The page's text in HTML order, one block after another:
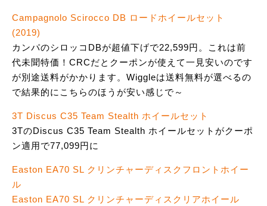
Campagnolo Scirocco DB ロードホイールセット
(2019)
カンパのシロッコDBが超値下げで22,599円。これは前
代未聞特価！CRCだとクーポンが使えて一見安いのです
が別途送料がかかります。Wiggleは送料無料が選べるの
で結果的にこちらのほうが安い感じで～
3T Discus C35 Team Stealth ホイールセット
3TのDiscus C35 Team Stealth ホイールセットがクーポ
ン適用で77,099円に
Easton EA70 SL クリンチャーディスクフロントホイー
ル
Easton EA70 SL クリンチャーディスクリアホイール